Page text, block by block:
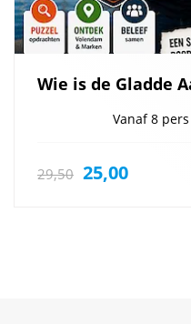
Wie is de Gladde
Vanaf8 pers
29,50 25,00